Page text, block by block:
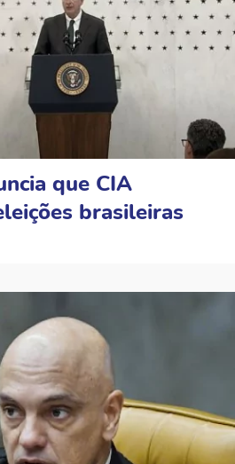
que CIA
brasileiras